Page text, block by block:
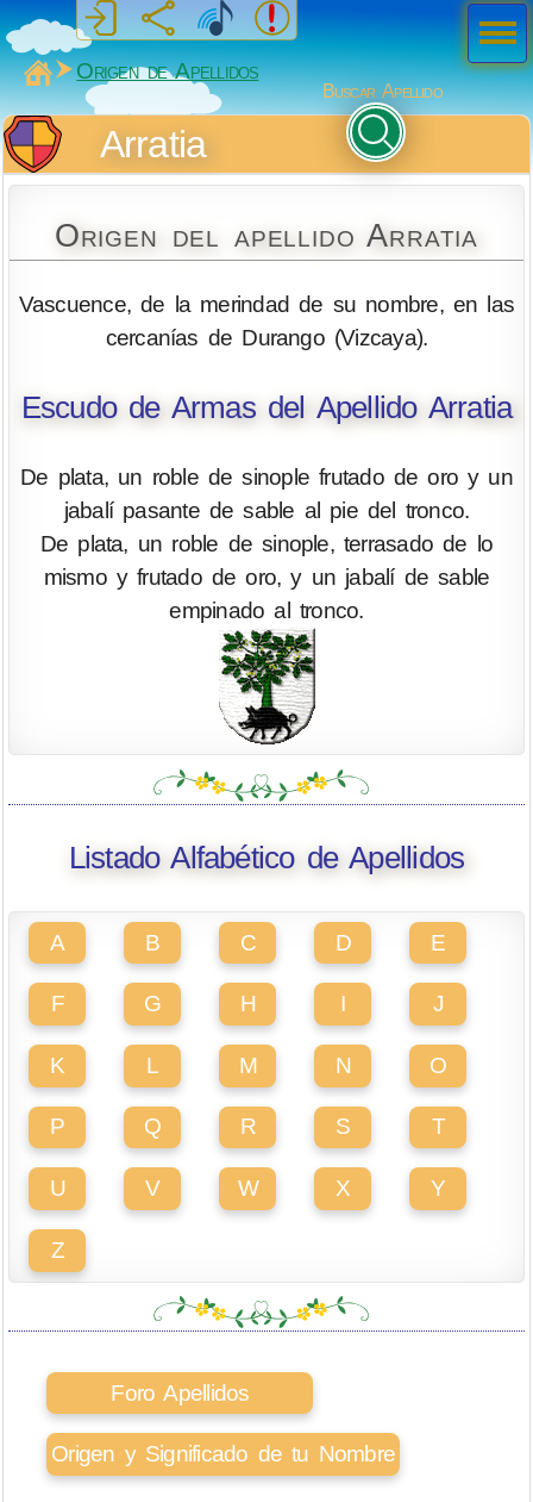
MiSabueso
Origen de Apellidos
Buscar Apellido
Arratia
Origen del apellido Arratia
Vascuence, de la merindad de su nombre, en las
cercanías de Durango (Vizcaya).
Escudo de Armas del Apellido Arratia
De plata, un roble de sinople frutado de oro y un
jabalí pasante de sable al pie del tronco.
De plata, un roble de sinople, terrasado de lo
mismo y frutado de oro, y un jabalí de sable
empinado al tronco.
Listado Alfabético de Apellidos
A B C D E
F G H I J
K L M N O
P Q R S T
U V W X Y
Z
Foro Apellidos
Origen y Significado de tu Nombre
Men
ú